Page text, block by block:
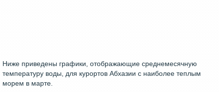
Ниже приведены графики, отображающие среднемесячную
температуру воды, для курортов Абхазии с наиболее теплым
морем в марте.